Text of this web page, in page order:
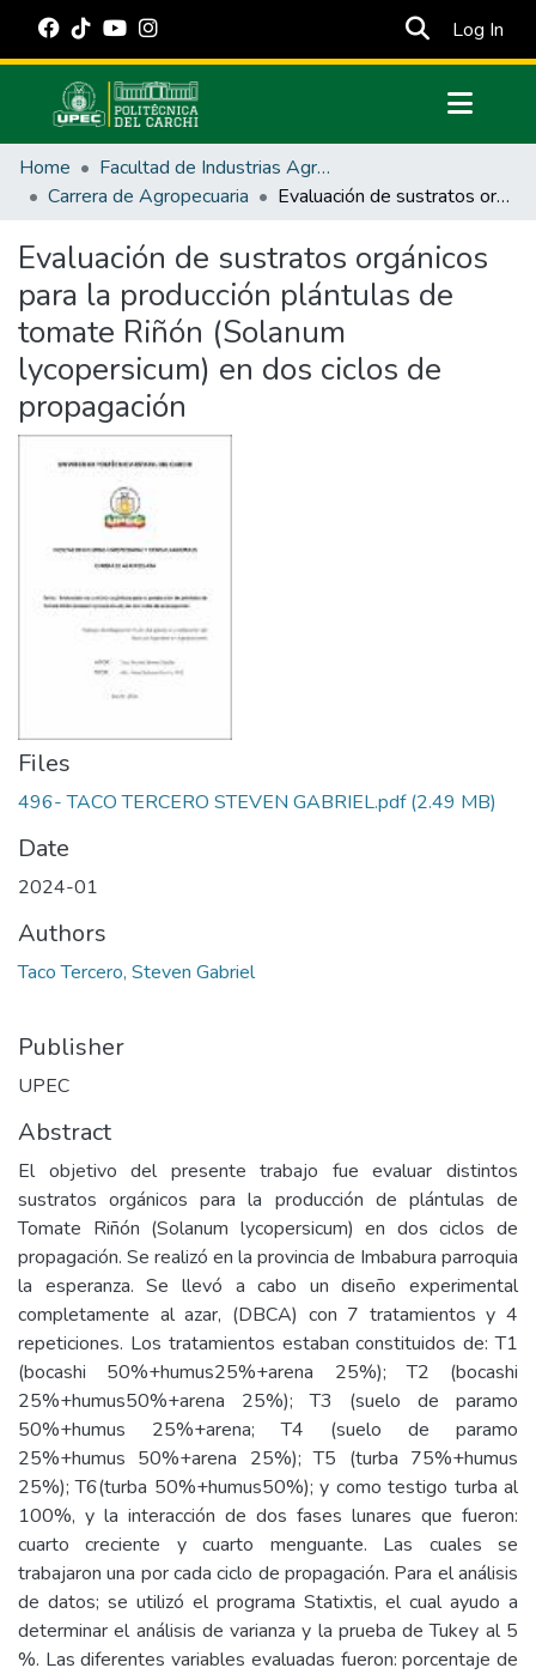
Log In
Communities & Collections
All of DSpace
Estadísticas Externas
Manuales
Home
Facultad de Industrias Agropecuarias y Ciencias Ambientales
Carrera de Agropecuaria
Evaluación de sustratos orgánicos para la producción plántulas de tomate Riñón (Solanum lycopersicum) en dos ciclos de propagación
Evaluación de sustratos orgánicos
para la producción plántulas de
tomate Riñón (Solanum
lycopersicum) en dos ciclos de
propagación
Files
496- TACO TERCERO STEVEN GABRIEL.pdf(2.49 MB)
Date
2024-01
Authors
Taco Tercero, Steven Gabriel
Publisher
UPEC
Abstract
El objetivo del presente trabajo fue evaluar distintos
sustratos orgánicos para la producción de plántulas de
Tomate Riñón (Solanum lycopersicum) en dos ciclos de
propagación. Se realizó en la provincia de Imbabura parroquia
la esperanza. Se llevó a cabo un diseño experimental
completamente al azar, (DBCA) con 7 tratamientos y 4
repeticiones. Los tratamientos estaban constituidos de: T1
(bocashi 50%+humus25%+arena 25%); T2 (bocashi
25%+humus50%+arena 25%); T3 (suelo de paramo
50%+humus 25%+arena; T4 (suelo de paramo
25%+humus 50%+arena 25%); T5 (turba 75%+humus
25%); T6(turba 50%+humus50%); y como testigo turba al
100%, y la interacción de dos fases lunares que fueron:
cuarto creciente y cuarto menguante. Las cuales se
trabajaron una por cada ciclo de propagación. Para el análisis
de datos; se utilizó el programa Statixtis, el cual ayudo a
determinar el análisis de varianza y la prueba de Tukey al 5
%. Las diferentes variables evaluadas fueron: porcentaje de